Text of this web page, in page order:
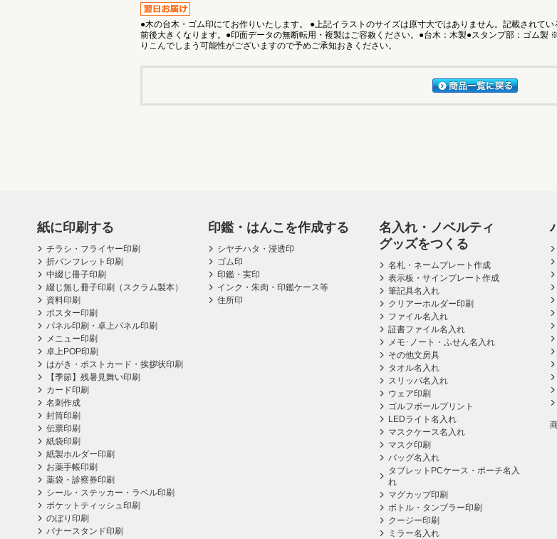
●木の台木・ゴム印にてお作りいたします。 ●上記イラストのサイズは原寸大ではありません。記載されて
前後大きくなります。●印面データの無断転用・複製はご容赦ください。●台木：木製●スタンプ部：ゴム
りこんでしまう可能性がございますので予めご承知おきください。
紙に印刷する
チラシ・フライヤー印刷
折パンフレット印刷
中綴じ冊子印刷
綴じ無し冊子印刷（スクラム製本）
資料印刷
ポスター印刷
パネル印刷・卓上パネル印刷
メニュー印刷
卓上POP印刷
はがき・ポストカード・挨拶状印刷
【季節】残暑見舞い印刷
カード印刷
名刺作成
封筒印刷
伝票印刷
紙袋印刷
紙製ホルダー印刷
お薬手帳印刷
薬袋・診察券印刷
シール・ステッカー・ラベル印刷
ポケットティッシュ印刷
のぼり印刷
バナースタンド印刷
印鑑・はんこを作成する
シヤチハタ・浸透印
ゴム印
印鑑・実印
インク・朱肉・印鑑ケース等
住所印
名入れ・ノベルティ
グッズをつくる
名札・ネームプレート作成
表示板・サインプレート作成
筆記具名入れ
クリアーホルダー印刷
ファイル名入れ
証書ファイル名入れ
メモ･ノート・ふせん名入れ
その他文房具
タオル名入れ
スリッパ名入れ
ウェア印刷
ゴルフボールプリント
LEDライト名入れ
マスクケース名入れ
マスク印刷
バッグ名入れ
タブレットPCケース・ポーチ名入
れ
マグカップ印刷
ボトル・タンブラー印刷
クージー印刷
ミラー名入れ